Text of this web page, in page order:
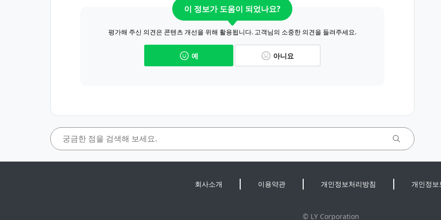
이 정보가 도움이 되었나요?
평가해 주신 의견은 콘텐츠 개선을 위해 활용됩니다. 고객님의 소중한 의견을 들려주세요.
예 아니요
회사소개 이용약관 개인정보처리방침 개인정
© LY Corporation